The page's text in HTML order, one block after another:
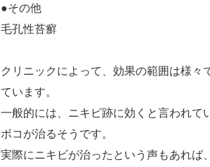
●その他
毛孔性苔癬
クリニックによって、効果の範囲は様
ています。
一般的には、ニキビ跡に効くと言われ
ボコが治るそうです。
実際にニキビが治ったという声もあれ